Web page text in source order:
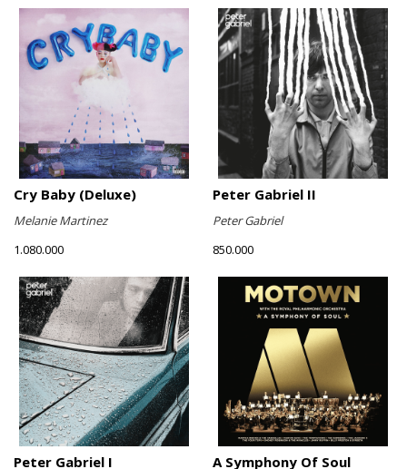
Cry Baby (Deluxe)
Melanie Martinez
1.080.000
Peter Gabriel II
Peter Gabriel
850.000
Peter Gabriel I A Symphony Of Soul